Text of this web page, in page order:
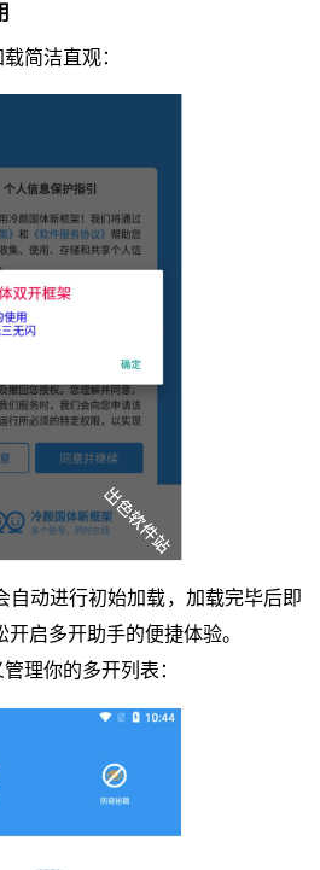
简洁直观：
自动进行初始加载，加载完毕后即
启多开助手的便捷体验。
理你的多开列表：